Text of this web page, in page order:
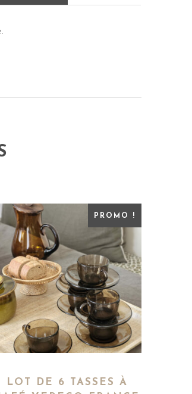
PROMO !
LOT DE 6 TASSES À